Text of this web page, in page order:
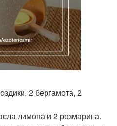
2 бергамота, 2
лимона и 2 розмарина.